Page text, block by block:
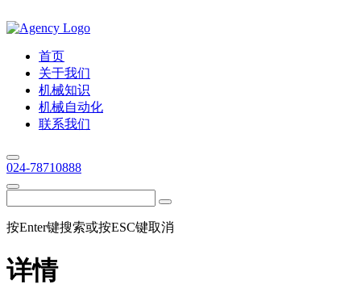
首页
关于我们
机械知识
机械自动化
联系我们
024-78710888
按Enter键搜索或按ESC键取消
详情